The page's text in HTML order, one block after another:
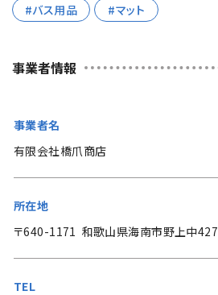
バス用品 マット
事業者情報
事業者名
有限会社橋爪商店
所在地
〒640-1171 和歌山県海南市野上中427
TEL